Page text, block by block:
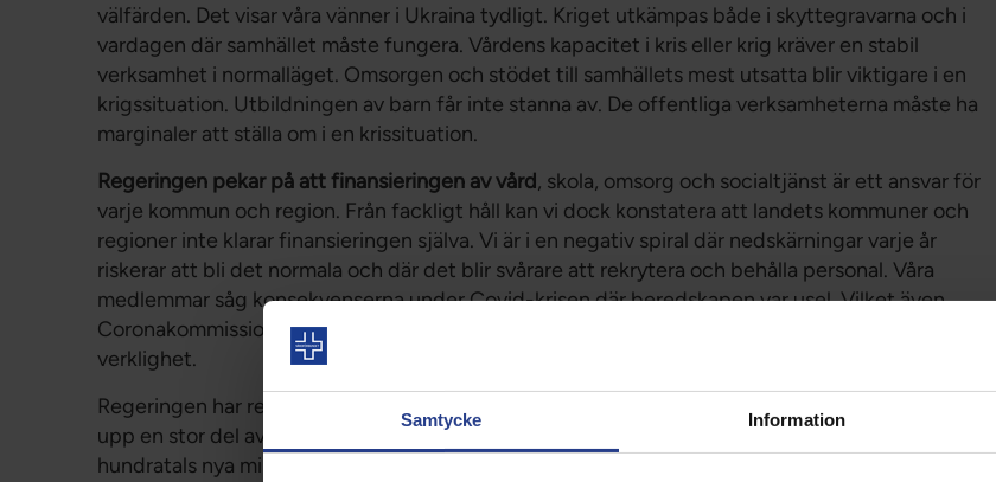
Samtycke Information
välfärden. Det visar våra vänner i Ukraina tydligt. Kriget utkämpas både i skyttegravarna och i
vardagen där samhället måste fungera. Vårdens kapacitet i kris eller krig kräver en stabil
verksamhet i normalläget. Omsorgen och stödet till samhällets mest utsatta blir viktigare i en
krigssituation. Utbildningen av barn får inte stanna av. De offentliga verksamheterna måste ha
marginaler att ställa om i en krissituation.
Regeringen pekar på att finansieringen av vård, skola, omsorg och socialtjänst är ett ansvar för
varje kommun och region. Från fackligt håll kan vi dock konstatera att landets kommuner och
regioner inte klarar finansieringen själva. Vi är i en negativ spiral där nedskärningar varje år
riskerar att bli det normala och där det blir svårare att rekrytera och behålla personal. Våra
medlemmar såg konsekvenserna under Covid-krisen där beredskapen var usel. Vilket även
Coronakommissionen slog fast i sin rapport, flera av deras åtgärdsförslag har inte blivit
verklighet.
Regeringen har redan aviserat ett paket på 5,8 miljarder där en höjning av ROT-avdraget äter
upp en stor del av det reformutrymme som finns. Det är viktigt att politikens besked om
hundratals nya miljarder till försvaret inte blir på bekostnad av välfärden.